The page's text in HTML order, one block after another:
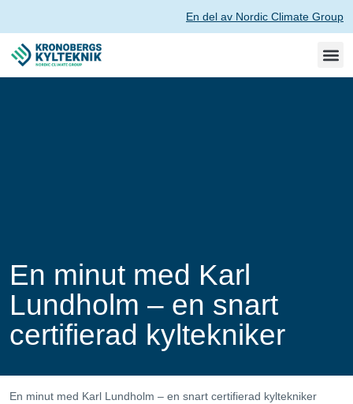
En del av Nordic Climate Group
En minut med Karl
Lundholm – en snart
certifierad kyltekniker
En minut med Karl Lundholm – en snart certifierad kyltekniker